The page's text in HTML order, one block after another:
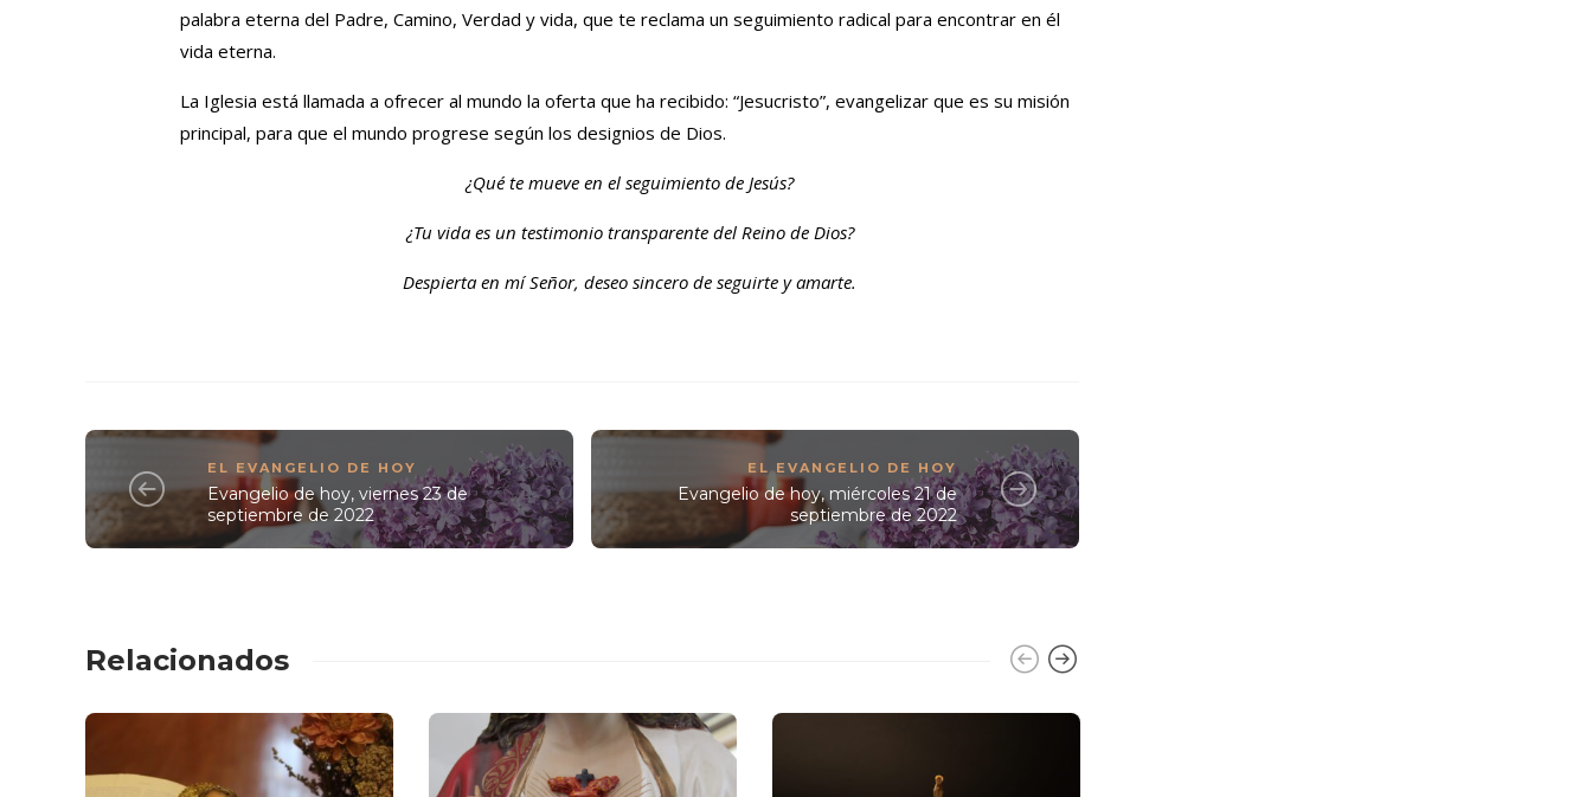
palabra eterna del Padre, Camino, Verdad y vida, que te reclama un seguimiento radical para encontrar en él
vida eterna.
La Iglesia está llamada a ofrecer al mundo la oferta que ha recibido: “Jesucristo”, evangelizar que es su misión
principal, para que el mundo progrese según los designios de Dios.
¿Qué te mueve en el seguimiento de Jesús?
¿Tu vida es un testimonio transparente del Reino de Dios?
Despierta en mí Señor, deseo sincero de seguirte y amarte.
EL EVANGELIO DE HOY
Evangelio de hoy, viernes 23 de
septiembre de 2022
EL EVANGELIO DE HOY
Evangelio de hoy, miércoles 21 de
septiembre de 2022
Relacionados